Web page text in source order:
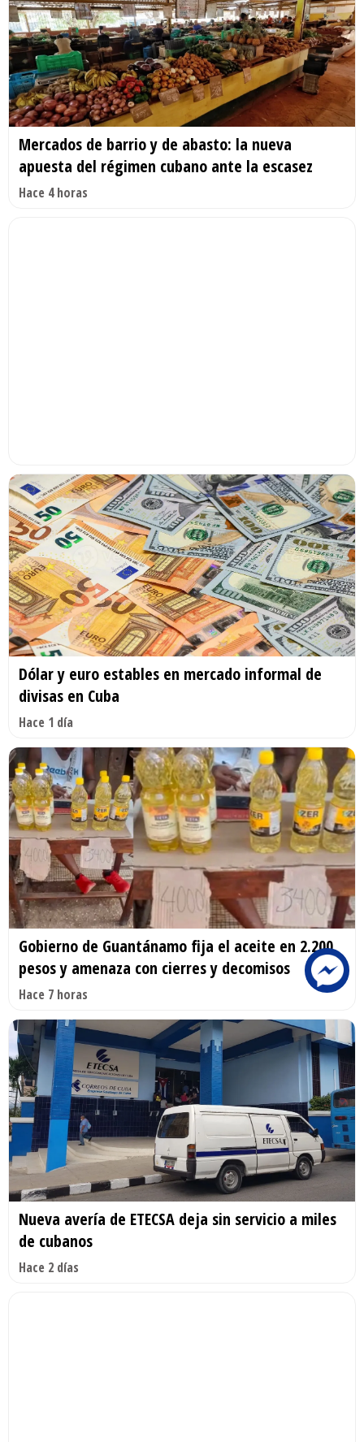
Mercados de barrio y de abasto: la nueva
apuesta del régimen cubano ante la escasez
Hace 4 horas
Dólar y euro estables en mercado informal de
divisas en Cuba
Hace 1 día
Gobierno de Guantánamo fija el aceite en 2.200
pesos y amenaza con cierres y decomisos
Hace 7 horas
Nueva avería de ETECSA deja sin servicio a miles
de cubanos
Hace 2 días